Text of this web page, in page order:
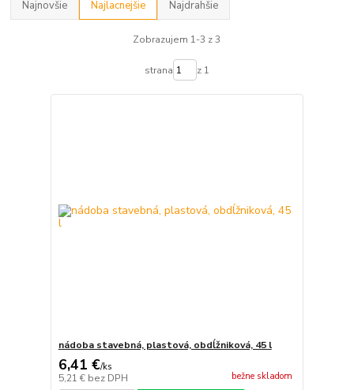
Najnovšie Najlacnejšie Najdrahšie
Zobrazujem 1-3 z 3
strana z 1
nádoba stavebná, plastová, obdĺžniková, 45 l
6,41 €/ks
5,21 € bez DPH bežne skladom